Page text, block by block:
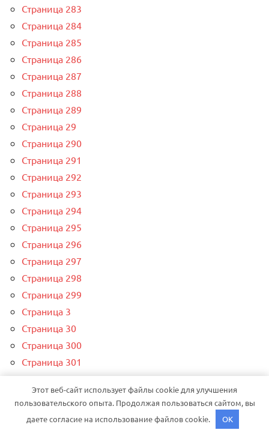
Страница 283
Страница 284
Страница 285
Страница 286
Страница 287
Страница 288
Страница 289
Страница 29
Страница 290
Страница 291
Страница 292
Страница 293
Страница 294
Страница 295
Страница 296
Страница 297
Страница 298
Страница 299
Страница 3
Страница 30
Страница 300
Страница 301
Страница 31
Страница 32
Этот веб-сайт использует файлы cookie для улучшения
пользовательского опыта. Продолжая пользоваться сайтом, вы
даете согласие на использование файлов cookie.
OK